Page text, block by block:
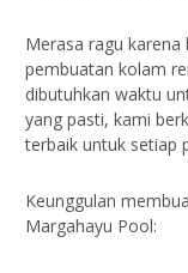
Merasa ragu
pembuatan kolam
dibutuhkan waktu
yang pasti, kami
terbaik untuk setiap
Keunggulan
Margahayu Pool: